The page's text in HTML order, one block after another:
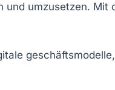
und umzusetzen. Mit